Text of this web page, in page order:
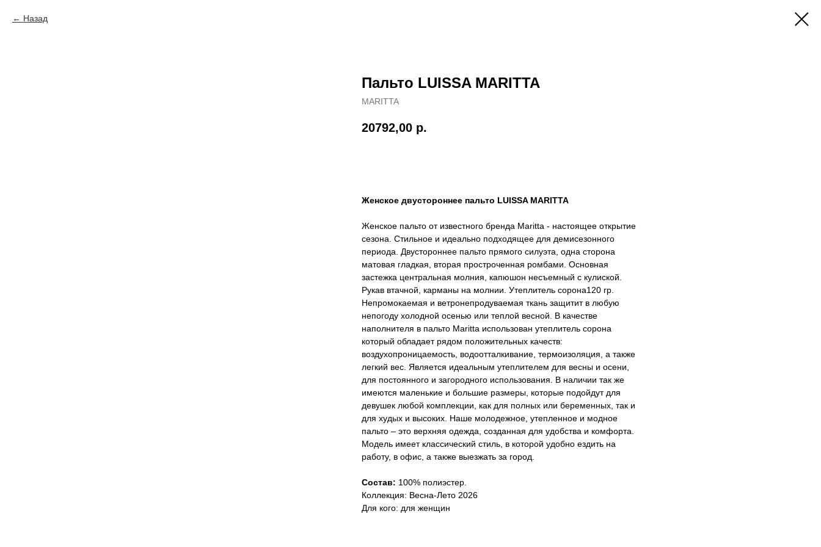
Назад
Пальто LUISSA MARITTA
MARITTA
20792,00 р.
Женское двустороннее пальто LUISSA MARITTA
Женское пальто от известного бренда Maritta - настоящее открытие
сезона. Стильное и идеально подходящее для демисезонного
периода. Двустороннее пальто прямого силуэта, одна сторона
матовая гладкая, вторая простроченная ромбами. Основная
застежка центральная молния, капюшон несъемный с кулиской.
Рукав втачной, карманы на молнии. Утеплитель сорона120 гр.
Непромокаемая и ветронепродуваемая ткань защитит в любую
непогоду холодной осенью или теплой весной. В качестве
наполнителя в пальто Maritta использован утеплитель сорона
который обладает рядом положительных качеств:
воздухопроницаемость, водоотталкивание, термоизоляция, а также
легкий вес. Является идеальным утеплителем для весны и осени,
для постоянного и загородного использования. В наличии так же
имеются маленькие и большие размеры, которые подойдут для
девушек любой комплекции, как для полных или беременных, так и
для худых и высоких. Наше молодежное, утепленное и модное
пальто – это верхняя одежда, созданная для удобства и комфорта.
Модель имеет классический стиль, в которой удобно ездить на
работу, в офис, а также выезжать за город.
Состав: 100% полиэстер.
Коллекция: Весна-Лето 2026
Для кого: для женщин